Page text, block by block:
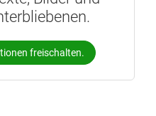
freischalten.